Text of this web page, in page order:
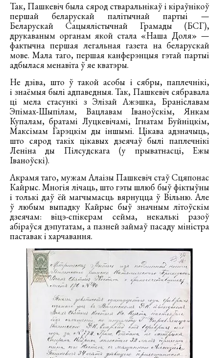
Так, Пашкевіч была сярод стваральнікаў і кіраўнікоў
першай беларускай палітычнай партыі —
Беларускай Сацыялістычнай Грамады (БСГ),
друкаваным органам якой стала «Наша Доля» —
фактычна першая легальная газета на беларускай
мове. Мала таго, першая канферэнцыя гэтай партыі
адбылася менавіта ў яе кватэры.
Не дзіва, што ў такой асобы і сябры, паплечнікі,
і знаёмыя былі адпаведныя. Так, Пашкевіч сябравала
ці мела стасункі з Элізай Ажэшка, Браніславам
Эпімах-Шыпілам, Вацлавам Іваноўскім, Янкам
Купалам, братамі Луцкевічамі, Ігнатам Буйніцкім,
Максімам Гарэцкім ды іншымі. Цікава адзначыць,
што сярод такіх цікавых дзеячаў былі паплечнікі
Леніна ды Пілсудскага (у прыватнасці, Ежы
Іваноўскі).
Акрамя таго, мужам Алаізы Пашкевіч стаў Сцяпонас
Кайрыс. Многія лічаць, што гэты шлюб быў фіктыўны
і толькі даў ёй магчымасць вярнуцца ў Вільню. Але
ў любым выпадку Кайрыс быў значным літоўскім
дзеячам: віцэ-спікерам сейма, некалькі разоў
абіраўся дэпутатам, а пазней займаў пасаду міністра
паставак і харчавання.